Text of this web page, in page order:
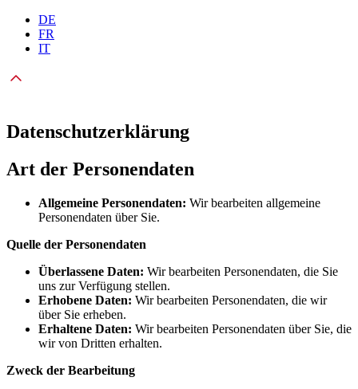
DE
FR
IT
Datenschutzerklärung
Art der Personendaten
Allgemeine Personendaten: Wir bearbeiten allgemeine
Personendaten über Sie.
Quelle der Personendaten
Überlassene Daten: Wir bearbeiten Personendaten, die Sie
uns zur Verfügung stellen.
Erhobene Daten: Wir bearbeiten Personendaten, die wir
über Sie erheben.
Erhaltene Daten: Wir bearbeiten Personendaten über Sie, die
wir von Dritten erhalten.
Zweck der Bearbeitung